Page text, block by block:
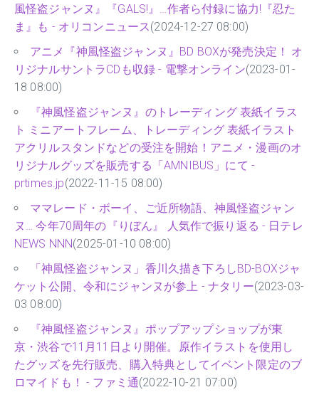
風怪盗ジャンヌ』『GALS!』…作者ら付録に協力!『忍た
ま』も - オリコンニュース(2024-12-27 08:00)
アニメ『神風怪盗ジャンヌ』BD BOXが発売決定！ オ
リジナルサントラCDも収録 - 電撃オンライン(2023-01-
18 08:00)
『神風怪盗ジャンヌ』のトレーディング 表紙イラス
ト ミニアートフレーム、トレーディング 表紙イラスト
アクリルスタンドなどの受注を開始！アニメ・漫画のオ
リジナルグッズを販売する「AMNIBUS」にて -
prtimes.jp(2022-11-15 08:00)
ママレード・ボーイ、ご近所物語、神風怪盗ジャン
ヌ… 今年70周年の『りぼん』 人気作で振り返る - 日テレ
NEWS NNN(2025-01-10 08:00)
「神風怪盗ジャンヌ」香川久描き下ろしBD-BOXジャ
ケット公開、令和にジャンヌが参上 - ナタリー(2023-03-
03 08:00)
『神風怪盗ジャンヌ』ポップアップショップが東
京・渋谷で11月11日より開催。原作イラストを使用し
たグッズを先行販売、購入特典としてイベント限定のブ
ロマイドも！ - ファミ通(2022-10-21 07:00)